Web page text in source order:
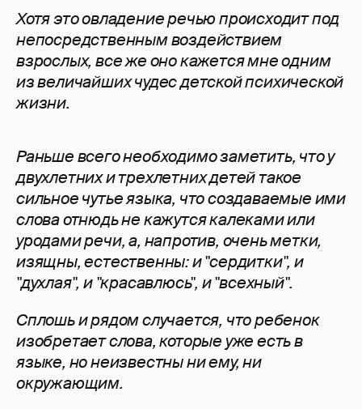
Хотя это овладение речью происходит под
непосредственным воздействием
взрослых, все же оно кажется мне одним
из величайших чудес детской психической
жизни.
Раньше всего необходимо заметить, что у
двухлетних и трехлетних детей такое
сильное чутье языка, что создаваемые ими
слова отнюдь не кажутся калеками или
уродами речи, а, напротив, очень метки,
изящны, естественны: и "сердитки", и
"духлая", и "красавлюсь", и "всехный".
Сплошь и рядом случается, что ребенок
изобретает слова, которые уже есть в
языке, но неизвестны ни ему, ни
окружающим.